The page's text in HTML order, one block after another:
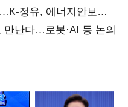
정유, 에너지안보
난다…로봇·AI 등 논의